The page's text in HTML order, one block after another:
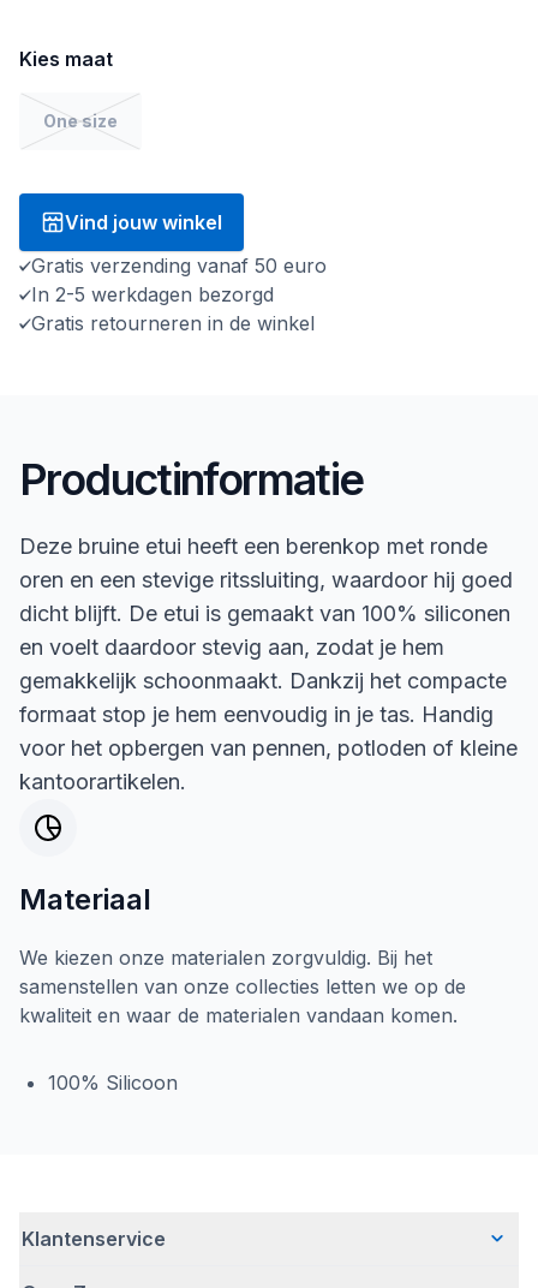
Kies maat
One size
Vind jouw winkel
Gratis verzending vanaf 50 euro
In 2-5 werkdagen bezorgd
Gratis retourneren in de winkel
Productinformatie
Deze bruine etui heeft een berenkop met ronde
oren en een stevige ritssluiting, waardoor hij goed
dicht blijft. De etui is gemaakt van 100% siliconen
en voelt daardoor stevig aan, zodat je hem
gemakkelijk schoonmaakt. Dankzij het compacte
formaat stop je hem eenvoudig in je tas. Handig
voor het opbergen van pennen, potloden of kleine
kantoorartikelen.
Materiaal
We kiezen onze materialen zorgvuldig. Bij het
samenstellen van onze collecties letten we op de
kwaliteit en waar de materialen vandaan komen.
100% Silicoon
Klantenservice